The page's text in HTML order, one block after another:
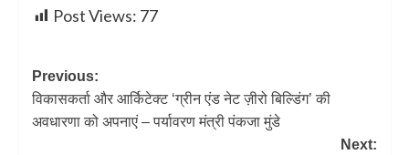
Post Views: 77
Previous:
विकासकर्ता और आर्किटेक्ट ‘ग्रीन एंड नेट ज़ीरो बिल्डिंग’ की
अवधारणा को अपनाएं – पर्यावरण मंत्री पंकजा मुंडे
Next: